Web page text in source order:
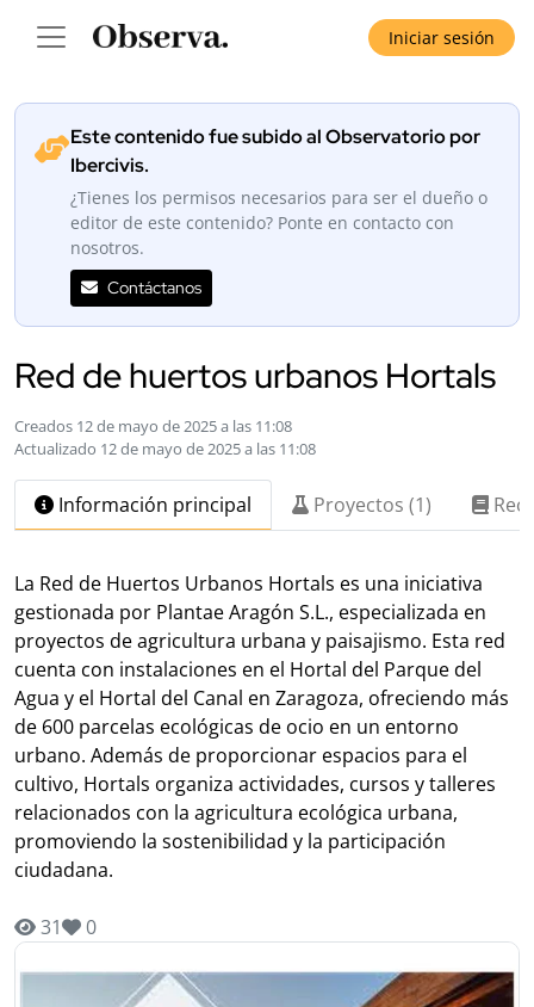
Iniciar sesión
Este contenido fue subido al Observatorio por
Ibercivis.
¿Tienes los permisos necesarios para ser el dueño o
editor de este contenido? Ponte en contacto con
nosotros.
Contáctanos
Red de huertos urbanos Hortals
Creados 12 de mayo de 2025 a las 11:08
Actualizado 12 de mayo de 2025 a las 11:08
Información principal Proyectos (1)
La Red de Huertos Urbanos Hortals es una iniciativa
gestionada por Plantae Aragón S.L., especializada en
proyectos de agricultura urbana y paisajismo. Esta red
cuenta con instalaciones en el Hortal del Parque del
Agua y el Hortal del Canal en Zaragoza, ofreciendo más
de 600 parcelas ecológicas de ocio en un entorno
urbano. Además de proporcionar espacios para el
cultivo, Hortals organiza actividades, cursos y talleres
relacionados con la agricultura ecológica urbana,
promoviendo la sostenibilidad y la participación
ciudadana.
31 0